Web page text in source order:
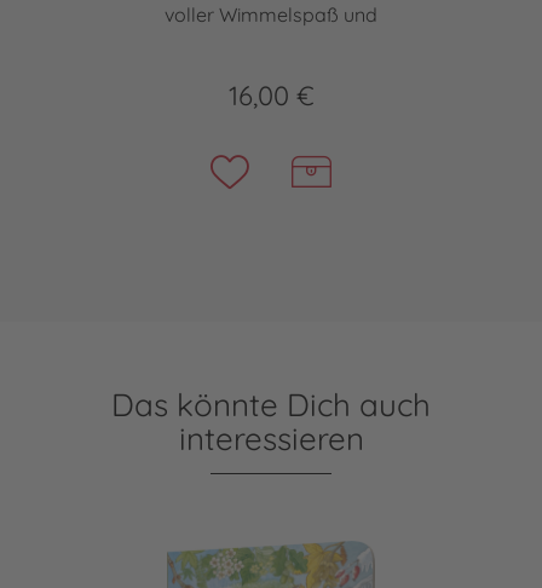
voller Wimmelspaß und
16,00 €
Das könnte Dich auch
interessieren